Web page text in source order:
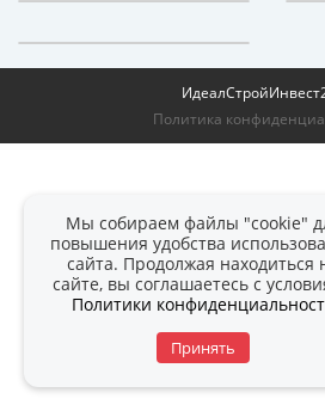
ИдеалСтройИнвест
Политика
Мы собираем файлы "cookie"
повышения удобства
сайта. Продолжая находиться
сайте, вы соглашаетесь с
Политики
Принять